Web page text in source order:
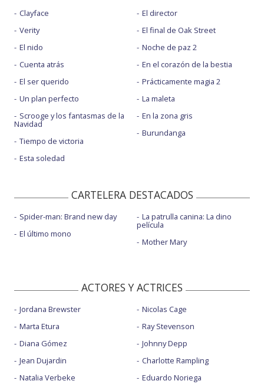
Clayface
Verity
El nido
Cuenta atrás
El ser querido
Un plan perfecto
Scrooge y los fantasmas de la
Navidad
Tiempo de victoria
Esta soledad
El director
El final de Oak Street
Noche de paz 2
En el corazón de la bestia
Prácticamente magia 2
La maleta
En la zona gris
Burundanga
CARTELERA DESTACADOS
Spider-man: Brand new day
El último mono
La patrulla canina: La dino
película
Mother Mary
ACTORES Y ACTRICES
Jordana Brewster
Marta Etura
Diana Gómez
Jean Dujardin
Natalia Verbeke
Nicolas Cage
Ray Stevenson
Johnny Depp
Charlotte Rampling
Eduardo Noriega